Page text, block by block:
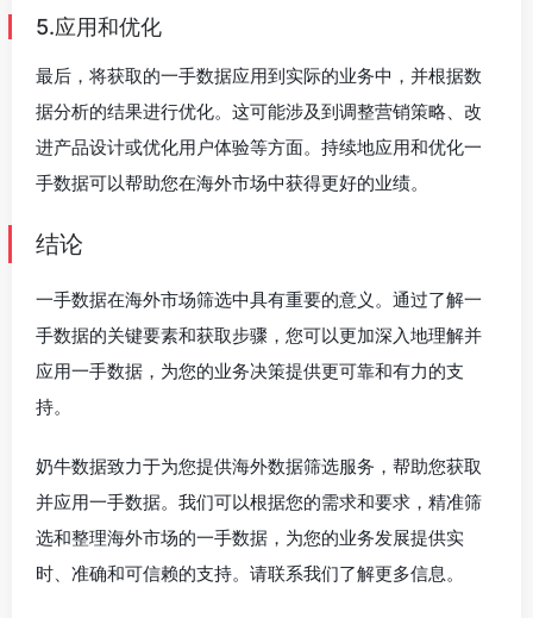
5.应用和优化
最后，将获取的一手数据应用到实际的业务中，并根据数
据分析的结果进行优化。这可能涉及到调整营销策略、改
进产品设计或优化用户体验等方面。持续地应用和优化一
手数据可以帮助您在海外市场中获得更好的业绩。
结论
一手数据在海外市场筛选中具有重要的意义。通过了解一
手数据的关键要素和获取步骤，您可以更加深入地理解并
应用一手数据，为您的业务决策提供更可靠和有力的支
持。
奶牛数据致力于为您提供海外数据筛选服务，帮助您获取
并应用一手数据。我们可以根据您的需求和要求，精准筛
选和整理海外市场的一手数据，为您的业务发展提供实
时、准确和可信赖的支持。请联系我们了解更多信息。